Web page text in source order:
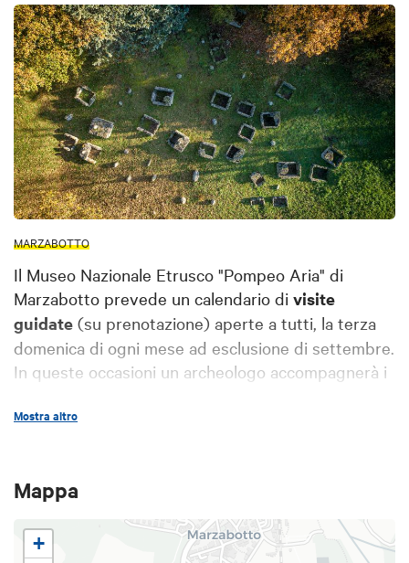
MARZABOTTO
Il Museo Nazionale Etrusco "Pompeo Aria" di
Marzabotto prevede un calendario di visite
guidate (su prenotazione) aperte a tutti, la terza
domenica di ogni mese ad esclusione di settembre.
In queste occasioni un archeologo accompagnerà i
archeologica di Kainua
nord, solitamente non visitabile.
Le visite hanno uncosto di €13(sono disponibili
riduzioni per minori, studenti fino a 25 anni,
Mostra altro
Mappa
+